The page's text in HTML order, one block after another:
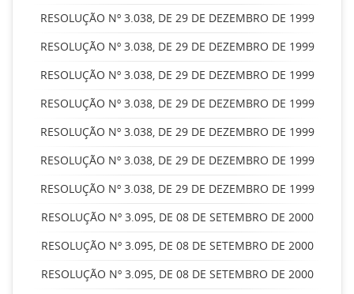
RESOLUÇÃO Nº 3.038, DE 29 DE DEZEMBRO DE 1999
RESOLUÇÃO Nº 3.038, DE 29 DE DEZEMBRO DE 1999
RESOLUÇÃO Nº 3.038, DE 29 DE DEZEMBRO DE 1999
RESOLUÇÃO Nº 3.038, DE 29 DE DEZEMBRO DE 1999
RESOLUÇÃO Nº 3.038, DE 29 DE DEZEMBRO DE 1999
RESOLUÇÃO Nº 3.038, DE 29 DE DEZEMBRO DE 1999
RESOLUÇÃO Nº 3.038, DE 29 DE DEZEMBRO DE 1999
RESOLUÇÃO Nº 3.095, DE 08 DE SETEMBRO DE 2000
RESOLUÇÃO Nº 3.095, DE 08 DE SETEMBRO DE 2000
RESOLUÇÃO Nº 3.095, DE 08 DE SETEMBRO DE 2000